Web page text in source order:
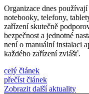
Organizace dnes
notebooky, telefony,
zařízení skutečně
bezpečnost a jednotné
není o manuální instalaci
každého zařízení zvlášť.
celý článek
přečíst článek
Zobrazit další aktuality